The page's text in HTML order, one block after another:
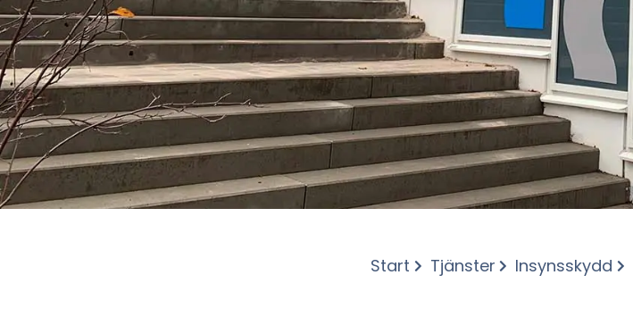
Start Tjänster Insynsskydd